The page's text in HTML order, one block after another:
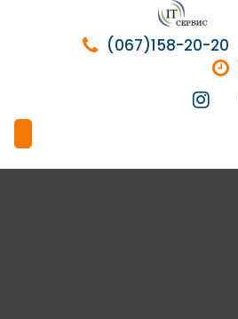
содержимому
(067)158-20-20